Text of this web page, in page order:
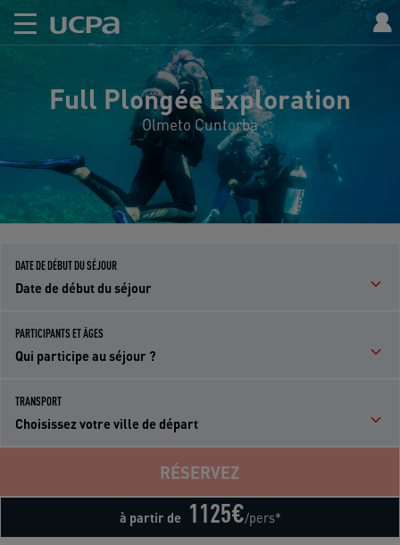
Full Plongée Exploration
Olmeto Cuntorba
DATE DE DÉBUT DU SÉJOUR
Date de début du séjour
PARTICIPANTS ET ÂGES
Qui participe au séjour ?
TRANSPORT
Choisissez votre ville de départ
à partir de 1125€/pers*
RÉSERVEZ